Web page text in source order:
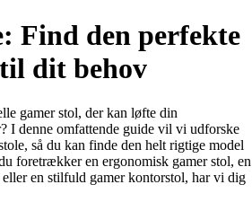
Find den perfekte
dit behov
gamer stol, der kan løfte din
I denne omfattende guide vil vi udforske
så du kan finde den helt rigtige model
foretrækker en ergonomisk gamer stol, en
en stilfuld gamer kontorstol, har vi dig